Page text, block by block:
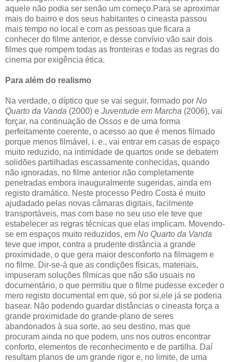
aquele não podia ser senão um começo.Para se aproximar
mais do bairro e dos seus habitantes o cineasta passou
mais tempo no local e com as pessoas que ficara a
conhecer do filme anterior, e desse convívio vão sair dois
filmes que rompem todas as fronteiras e todas as regras do
cinema por exigência ética.
Para além do realismo
Na verdade, o díptico que se vai seguir, formado por No
Quarto da Vanda (2000) e Juventude em Marcha (2006), vai
forçar, na continuação de Ossos e de uma forma
perfeitamente coerente, o acesso ao que é menos filmado
porque menos filmável, i. e., vai entrar em casas de espaço
muito reduzido, na intimidade de quartos onde se debatem
solidões partilhadas escassamente conhecidas, quando
não ignoradas, no filme anterior não completamente
penetradas embora inauguralmente sugeridas, ainda em
registo dramático. Neste processo Pedro Costa é muito
ajudadado pelas novas câmaras digitais, facilmente
transportáveis, mas com base no seu uso ele teve que
estabelecer as regras técnicas que elas implicam. Movendo-
se em espaços muito reduzidos, em No Quarto da Vanda
teve que impor, contra a prudente distância a grande
proximidade, o que gera maior desconforto na filmagem e
no filme. Dir-se-á que as condições físicas, materiais,
impuseram soluções fílmicas que não são usuais no
documentário, o que permitiu que o filme pudesse exceder o
mero registo documental em que, só por si,ele já se poderia
basear. Não podendo guardar distâncias o cineasta força a
grande proximidade do grande-plano de seres
abandonados à sua sorte, ao seu destino, mas que
procuram ainda no que podem, uns nos outros encontrar
conforto, elementos de reconhecimento e de partilha. Daí
resultam planos de um grande rigor e, no limite, de uma